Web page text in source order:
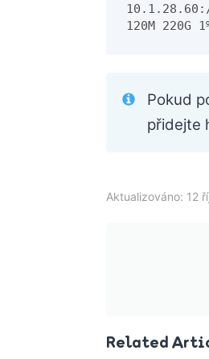
120M 220G
Pokud
přidejte
Aktualizováno: 12
Related